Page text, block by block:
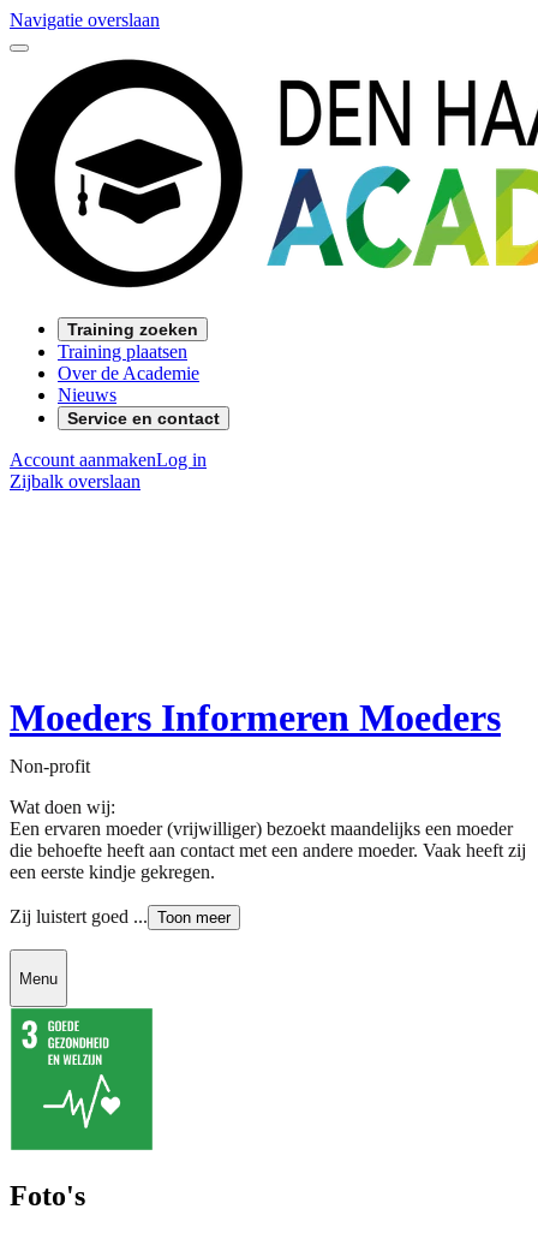
Navigatie overslaan
Training zoeken
Training plaatsen
Over de Academie
Nieuws
Service en contact
Account aanmakenLog in
Zijbalk overslaan
Moeders Informeren Moeders
Non-profit
Wat doen wij:
Een ervaren moeder (vrijwilliger) bezoekt maandelijks een moeder
die behoefte heeft aan contact met een andere moeder. Vaak heeft zij
een eerste kindje gekregen.
Zij luistert goed ... Toon meer
Menu
Foto's